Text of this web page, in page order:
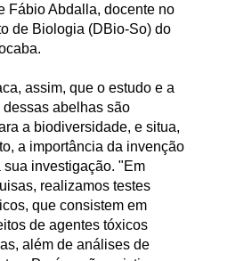
Fábio Abdalla, docente no
de Biologia (DBio-So) do
assim, que o estudo e a
abelhas são
a biodiversidade, e situa,
a importância da invenção
sua investigação. "Em
realizamos testes
que consistem em
de agentes tóxicos
além de análises de